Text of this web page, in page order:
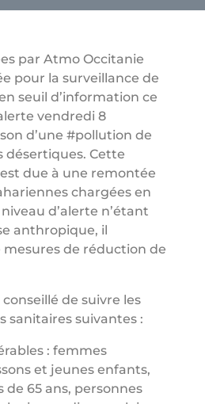
par Atmo Occitanie
pour la surveillance de
seuil d’information ce
vendredi 8
d’une #pollution de
désertiques. Cette
due à une remontée
chargées en
d’alerte n’étant
anthropique, il
mesures de réduction de
de suivre les
sanitaires suivantes :
: femmes
et jeunes enfants,
de 65 ans, personnes